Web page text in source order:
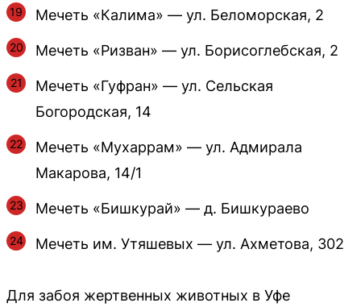
Мечеть «Калима» — ул. Беломорская, 2
Мечеть «Ризван» — ул. Борисоглебская, 2
Мечеть «Гуфран» — ул. Сельская
Богородская, 14
Мечеть «Мухаррам» — ул. Адмирала
Макарова, 14/1
Мечеть «Бишкурай» — д. Бишкураево
Мечеть им. Утяшевых — ул. Ахметова, 302
Для забоя жертвенных животных в Уфе